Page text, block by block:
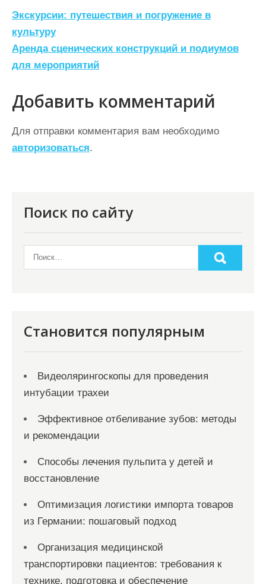
Н
а
в
и
г
а
ц
и
м
Экскурсии: путешествия и погружение в
культуру
Аренда сценических конструкций и подиумов
для мероприятий
Добавить комментарий
Для отправки комментария вам необходимо
авторизоваться.
Поиск по сайту
Становится популярным
Видеолярингоскопы для проведения
интубации трахеи
Эффективное отбеливание зубов: методы
и рекомендации
Способы лечения пульпита у детей и
восстановление
Оптимизация логистики импорта товаров
из Германии: пошаговый подход
Организация медицинской
транспортировки пациентов: требования к
технике, подготовка и обеспечение